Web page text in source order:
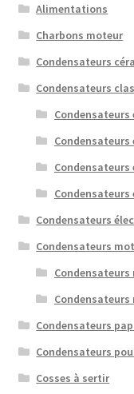
Alimentations
Charbons moteur
Condensateurs
Condensateurs
Condensateurs
Condensateurs
Condensateurs
Condensateurs
Condensateurs
Condensateurs
Condensateurs
Condensateurs
Condensateurs
Cosses à sertir